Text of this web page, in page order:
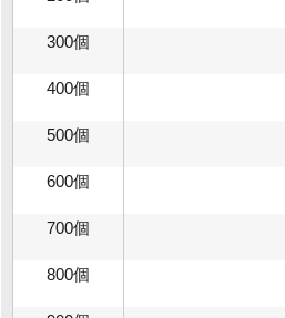
300個
400個
500個
600個
700個
800個